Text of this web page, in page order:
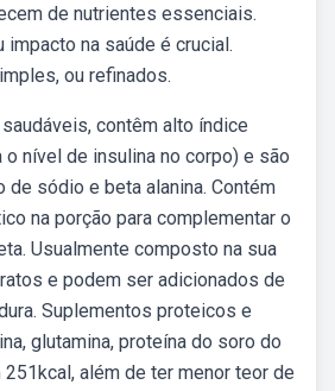
de nutrientes essenciais.
impacto na saúde é crucial.
ou refinados.
contêm alto índice
nível de insulina no corpo) e são
de sódio e beta alanina. Contém
na porção para complementar o
Usualmente composto na sua
e podem ser adicionados de
Suplementos proteicos e
glutamina, proteína do soro do
além de ter menor teor de